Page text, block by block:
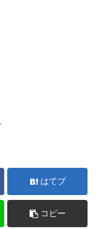
はてブ
コピー